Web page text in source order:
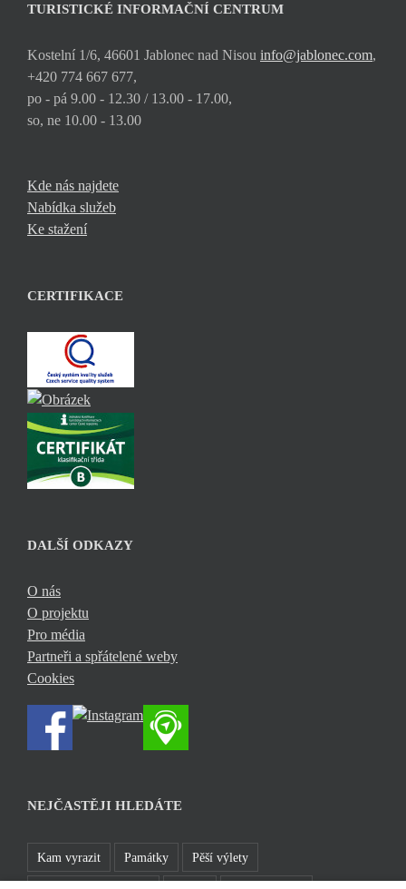
TURISTICKÉ INFORMAČNÍ CENTRUM
Kostelní 1/6, 46601 Jablonec nad Nisou info@jablonec.com,
+420 774 667 677,
po - pá 9.00 - 12.30 / 13.00 - 17.00,
so, ne 10.00 - 13.00
Kde nás najdete
Nabídka služeb
Ke stažení
CERTIFIKACE
DALŠÍ ODKAZY
O nás
O projektu
Pro média
Partneři a spřátelené weby
Cookies
NEJČASTĚJI HLEDÁTE
Kam vyrazit Památky Pěší výlety